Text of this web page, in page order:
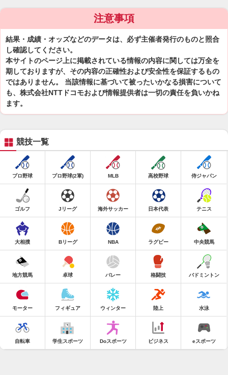
注意事項
結果・成績・オッズなどのデータは、必ず主催者発行のものと照合
し確認してください。
本サイトのページ上に掲載されている情報の内容に関しては万全を
期しておりますが、その内容の正確性および安全性を保証するもの
ではありません。 当該情報に基づいて被ったいかなる損害について
も、株式会社NTTドコモおよび情報提供者は一切の責任を負いかね
ます。
競技一覧
プロ野球 プロ野球(2軍) MLB 高校野球 侍ジャパン
ゴルフ Jリーグ 海外サッカー 日本代表 テニス
大相撲 Bリーグ NBA ラグビー 中央競馬
地方競馬 卓球 バレー 格闘技 バドミントン
モーター フィギュア ウィンター 陸上 水泳
自転車 学生スポーツ Doスポーツ ビジネス eスポーツ